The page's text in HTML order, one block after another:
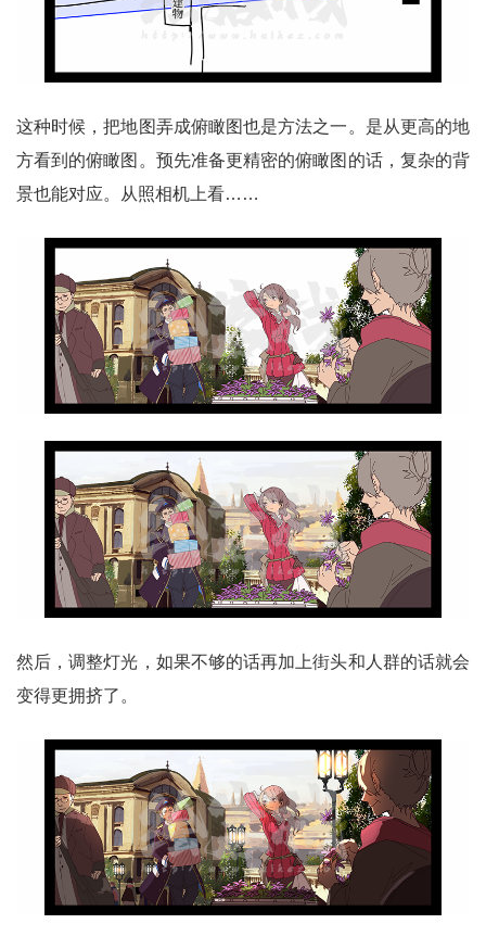
这种时候，把地图弄成俯瞰图也是方法之一。是从更高的地
方看到的俯瞰图。预先准备更精密的俯瞰图的话，复杂的背
景也能对应。从照相机上看……
然后，调整灯光，如果不够的话再加上街头和人群的话就会
变得更拥挤了。